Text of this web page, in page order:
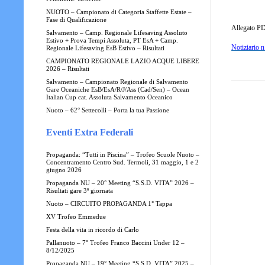
NUOTO – Campionato di Categoria Staffette Estate –
Fase di Qualificazione
Salvamento – Camp. Regionale Lifesaving Assoluto
Estivo + Prova Tempi Assoluta, PT EsA + Camp.
Regionale Lifesaving EsB Estivo – Risultati
CAMPIONATO REGIONALE LAZIO ACQUE LIBERE
2026 – Risultati
Salvamento – Campionato Regionale di Salvamento
Gare Oceaniche EsB/EsA/R/J/Ass (Cad/Sen) – Ocean
Italian Cup cat. Assoluta Salvamento Oceanico
Nuoto – 62° Settecolli – Porta la tua Passione
Eventi Extra Federali
Propaganda: “Tutti in Piscina” – Trofeo Scuole Nuoto –
Concentramento Centro Sud. Termoli, 31 maggio, 1 e 2
giugno 2026
Propaganda NU – 20° Meeting “S.S.D. VITA” 2026 –
Risultati gare 3ª giornata
Nuoto – CIRCUITO PROPAGANDA 1° Tappa
XV Trofeo Emmedue
Festa della vita in ricordo di Carlo
Pallanuoto – 7° Trofeo Franco Baccini Under 12 –
8/12/2025
Propaganda NU – 19° Meeting “S.S.D. VITA” 2025 –
Allegato
Notiziario